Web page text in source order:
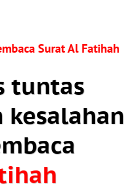
Surat Al Fatihah
tuntas
kesalahan